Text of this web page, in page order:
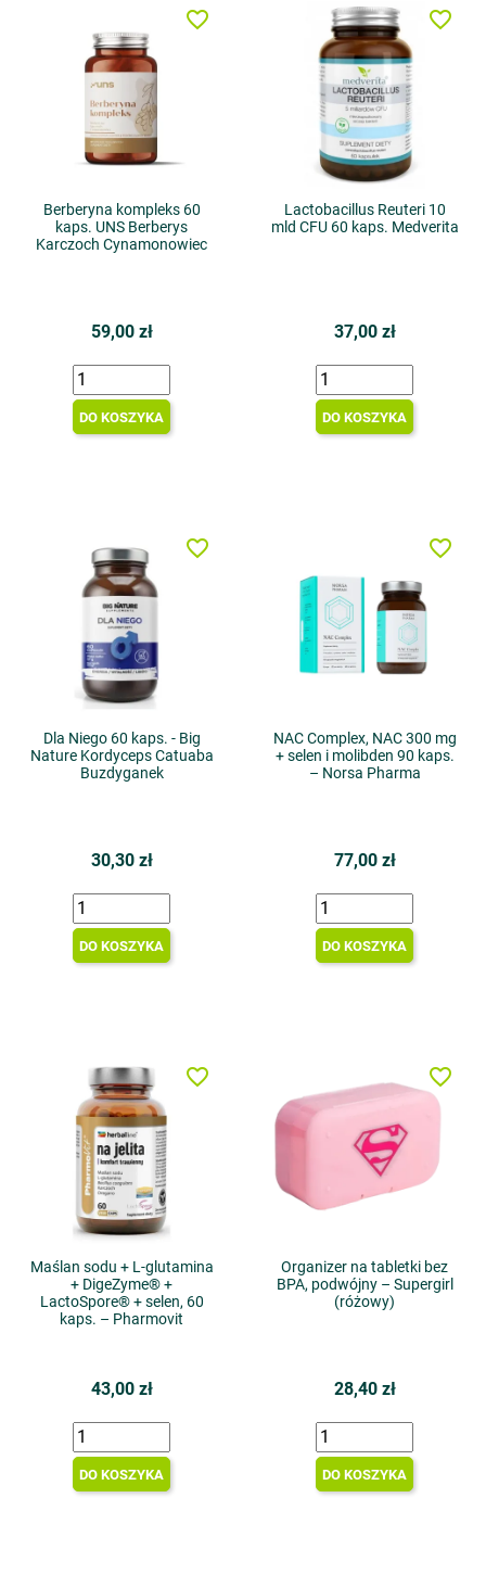
Berberyna kompleks 60
kaps. UNS Berberys
Karczoch Cynamonowiec
59,00 zł
DO KOSZYKA
favorite_border
Lactobacillus Reuteri 10
mld CFU 60 kaps. Medverita
37,00 zł
DO KOSZYKA
favorite_border
Dla Niego 60 kaps. - Big
Nature Kordyceps Catuaba
Buzdyganek
30,30 zł
DO KOSZYKA
favorite_border
NAC Complex, NAC 300 mg
+ selen i molibden 90 kaps.
– Norsa Pharma
77,00 zł
DO KOSZYKA
favorite_border
Maślan sodu + L-glutamina
+ DigeZyme® +
LactoSpore® + selen, 60
kaps. – Pharmovit
43,00 zł
DO KOSZYKA
favorite_border
Organizer na tabletki bez
BPA, podwójny – Supergirl
(różowy)
28,40 zł
DO KOSZYKA
favorite_border